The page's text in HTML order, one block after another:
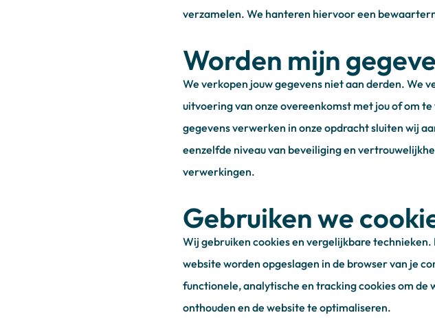
verzamelen. We hanteren hiervoor een
Worden mijn
We verkopen jouw gegevens niet aan derden. We
uitvoering van onze overeenkomst met jou of om
gegevens verwerken in onze opdracht sluiten wij
eenzelfde niveau van beveiliging en
verwerkingen.
Gebruiken we
Wij gebruiken cookies en vergelijkbare
website worden opgeslagen in de browser van je
functionele, analytische en tracking cookies om
onthouden en de website te optimaliseren.